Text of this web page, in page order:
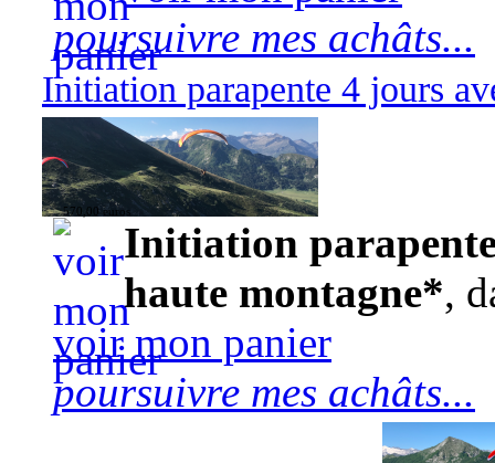
poursuivre mes achâts...
Initiation parapente 4 jours
570,00 euros
Initiation
haute montagne*,
voir mon panier
poursuivre mes achâts...